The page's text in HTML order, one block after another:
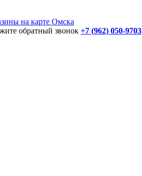
на карте Омска
обратный звонок +7 (962) 050-9703